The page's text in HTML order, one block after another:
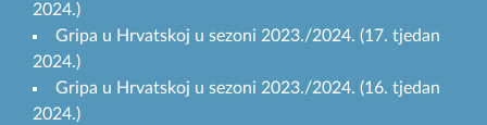
2024.)
Gripa u Hrvatskoj u sezoni 2023./2024. (17. tjedan
2024.)
Gripa u Hrvatskoj u sezoni 2023./2024. (16. tjedan
2024.)